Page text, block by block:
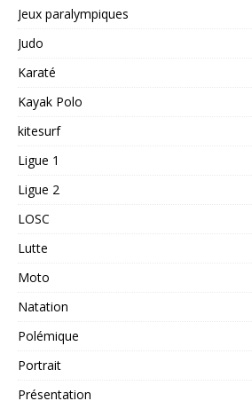
Jeux paralympiques
Judo
Karaté
Kayak Polo
kitesurf
Ligue 1
Ligue 2
LOSC
Lutte
Moto
Natation
Polémique
Portrait
Présentation